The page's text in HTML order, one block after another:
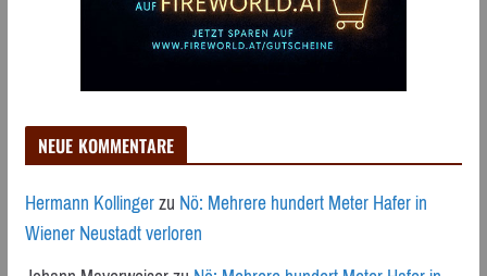
NEUE KOMMENTARE
Hermann KollingerzuNö: Mehrere hundert Meter Hafer in
Wiener Neustadt verloren